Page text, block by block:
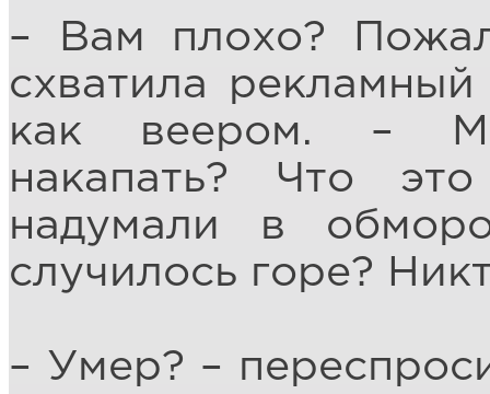
– Вам плохо?
схватила
как веером. –
накапать? Что
надумали в
случилось горе?
– Умер? –